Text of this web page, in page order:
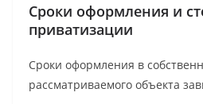
Сроки оформления и
приватизации
Сроки оформления в
рассматриваемого объекта